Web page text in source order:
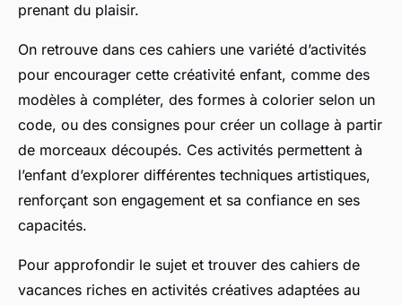
prenant du plaisir.
On retrouve dans ces cahiers une variété d’activités
pour encourager cette créativité enfant, comme des
modèles à compléter, des formes à colorier selon un
code, ou des consignes pour créer un collage à partir
de morceaux découpés. Ces activités permettent à
l’enfant d’explorer différentes techniques artistiques,
renforçant son engagement et sa confiance en ses
capacités.
Pour approfondir le sujet et trouver des cahiers de
vacances riches en activités créatives adaptées au